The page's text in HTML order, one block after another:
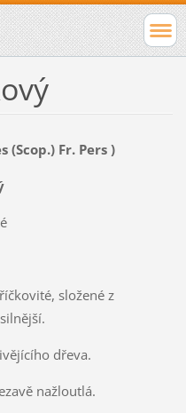
Fr. Pers )
složené z
dřeva.
nažloutlá.